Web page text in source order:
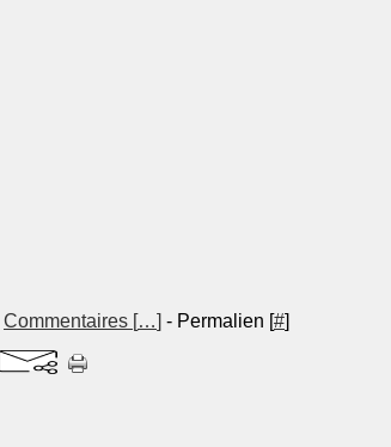
Commentaires […] - Permalien [#]